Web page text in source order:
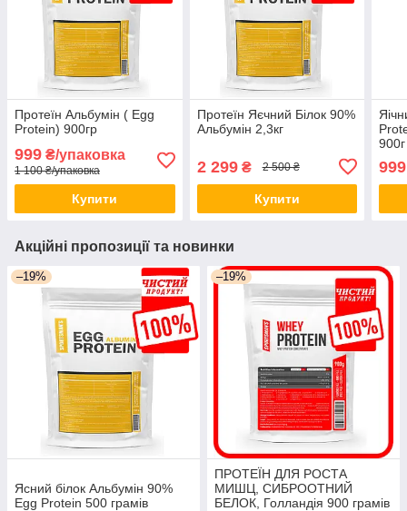
Протеїн Альбумін ( Egg
Protein) 900гр
999 ₴/упаковка
1 100 ₴/упаковка
Купити
Протеїн Яєчний Білок 90%
Альбумін 2,3кг
2 299₴ 2 500 ₴
Купити
900г
999
Акційні пропозиції та новинки
–19%
Ясний білок Альбумін 90%
Egg Protein 500 грамів
–19%
ПРОТЕЇН ДЛЯ РОСТА
МИШЦ, СИБРООТНИЙ
БЕЛОК, Голландія 900 грамів